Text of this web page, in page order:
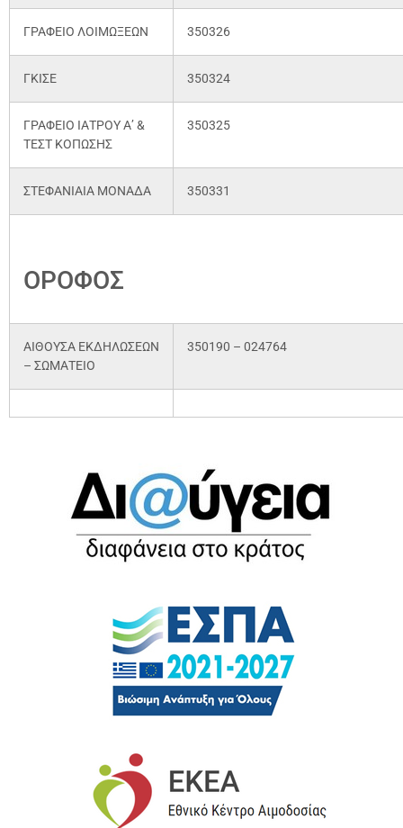
ΓΡΑΦΕΙΟ ΛΟΙΜΩΞΕΩΝ 350326
ΓΚΙΣΕ 350324
ΓΡΑΦΕΙΟ ΙΑΤΡΟΥ Α’ &
ΤΕΣΤ ΚΟΠΩΣΗΣ
350325
ΣΤΕΦΑΝΙΑΙΑ ΜΟΝΑΔΑ 350331
ΟΡΟΦΟΣ
ΑΙΘΟΥΣΑ ΕΚΔΗΛΩΣΕΩΝ
– ΣΩΜΑΤΕΙΟ
350190 – 024764